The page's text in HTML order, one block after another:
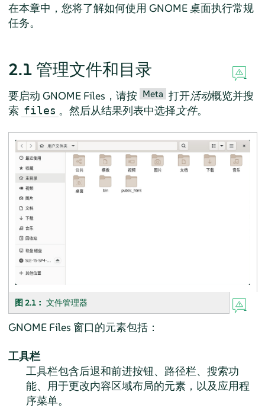
在本章中，您将了解如何使用 GNOME 桌面执行常规
任务。
2.1 管理文件和目录
要启动 GNOME Files，请按 Meta 打开活动概览并搜
索 files 。然后从结果列表中选择文件。
图 2.1︰ 文件管理器
GNOME Files 窗口的元素包括：
工具栏
工具栏包含后退和前进按钮、路径栏、搜索功
能、用于更改内容区域布局的元素，以及应用程
序菜单。